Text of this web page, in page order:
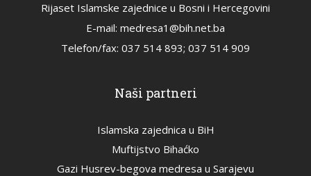
Rijaset Islamske zajednice u Bosni i Hercegovini
E-mail: medresa1@bih.net.ba
Telefon/fax: 037 514 893; 037 514 909
Naši partneri
Islamska zajednica u BiH
Muftijstvo Bihaćko
Gazi Husrev-begova medresa u Sarajevu